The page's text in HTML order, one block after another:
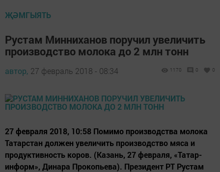
ҖӘМГЫЯТЬ
Рустам Минниханов поручил увеличить
производство молока до 2 млн тонн
автор, 27 февраль 2018 - 08:34 1170 0 0
27 февраля 2018, 10:58 Помимо производства молока
Татарстан должен увеличить производство мяса и
продуктивность коров. (Казань, 27 февраля, «Татар-
информ», Динара Прокопьева). Президент РТ Рустам